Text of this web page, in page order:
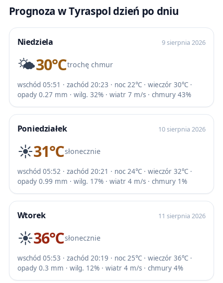
Prognoza w Tyraspol dzień po dniu
Niedziela 9 sierpnia 2026
🌤️30℃trochę chmur
wschód 05:51 · zachód 20:23 · noc 22℃ · wieczór 30℃ ·
opady 0.27 mm · wilg. 32% · wiatr 7 m/s · chmury 43%
Poniedziałek 10 sierpnia 2026
☀️31℃słonecznie
wschód 05:52 · zachód 20:21 · noc 24℃ · wieczór 32℃ ·
opady 0.99 mm · wilg. 17% · wiatr 4 m/s · chmury 1%
Wtorek 11 sierpnia 2026
☀️36℃słonecznie
wschód 05:53 · zachód 20:19 · noc 25℃ · wieczór 36℃ ·
opady 0.3 mm · wilg. 12% · wiatr 4 m/s · chmury 4%